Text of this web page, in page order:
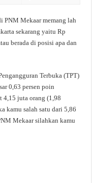
PNM Mekaar memang lah
sekarang yaitu Rp
berada di posisi apa dan
Terbuka (TPT)
0,63 persen poin
4,15 juta orang (1,98
kamu salah satu dari 5,86
Mekaar silahkan kamu